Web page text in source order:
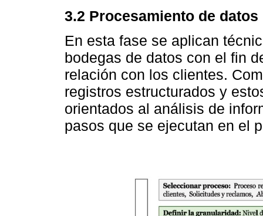
3.2 Procesamiento de
En esta fase se aplican
bodegas de datos con el fin
relación con los clientes.
registros estructurados y
orientados al análisis de
pasos que se ejecutan en el